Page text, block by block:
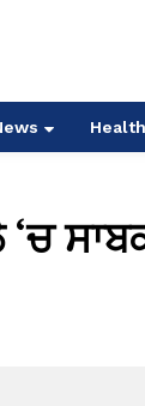
Health